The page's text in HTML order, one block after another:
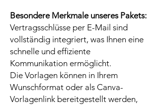
Besondere Merkmale unseres Pakets:
Vertragsschlüsse per E-Mail sind
vollständig integriert, was Ihnen eine
schnelle und effiziente
Kommunikation ermöglicht.
Die Vorlagen können in Ihrem
Wunschformat oder als Canva-
Vorlagenlink bereitgestellt werden,